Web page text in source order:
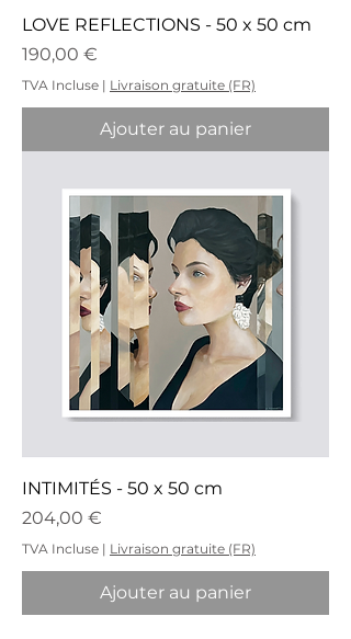
LOVE REFLECTIONS - 50 x 50 cm
Prix
190,00 €
TVA Incluse | Livraison gratuite (FR)
Ajouter au panier
INTIMITÉS - 50 x 50 cm
Prix
204,00 €
TVA Incluse | Livraison gratuite (FR)
Ajouter au panier